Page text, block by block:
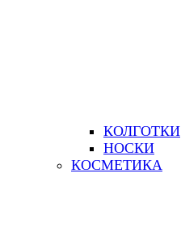
КОЛГОТКИ
НОСКИ
КОСМЕТИКА